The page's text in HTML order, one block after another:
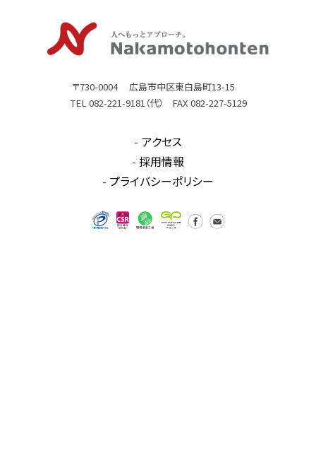
〒730-0004 広島市中区東白島町13-15
TEL 082-221-9181（代） FAX 082-227-5129
アクセス
採用情報
プライバシーポリシー